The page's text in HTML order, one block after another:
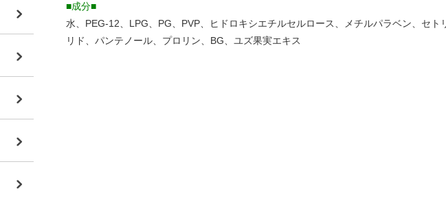
■成分■
水、PEG-12、LPG、PG、PVP、ヒドロキシエチルセルロース、メチルパラベン、セト
リド、パンテノール、プロリン、BG、ユズ果実エキス